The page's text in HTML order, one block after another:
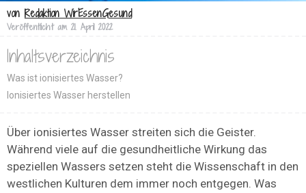
von Redaktion WirEssenGesund
Veröffentlicht am 21. April 2022
Inhaltsverzeichnis
Was ist ionisiertes Wasser?
Ionisiertes Wasser herstellen
Über ionisiertes Wasser streiten sich die Geister.
Während viele auf die gesundheitliche Wirkung das
speziellen Wassers setzen steht die Wissenschaft in den
westlichen Kulturen dem immer noch entgegen. Was